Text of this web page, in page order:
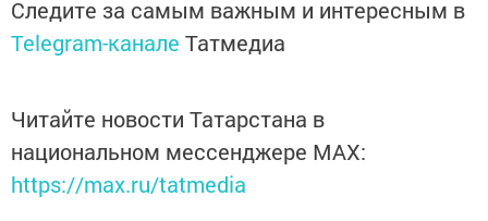
Следите за самым важным и интересным в
Telegram-канале Татмедиа
Читайте новости Татарстана в
национальном мессенджере MАХ:
https://max.ru/tatmedia